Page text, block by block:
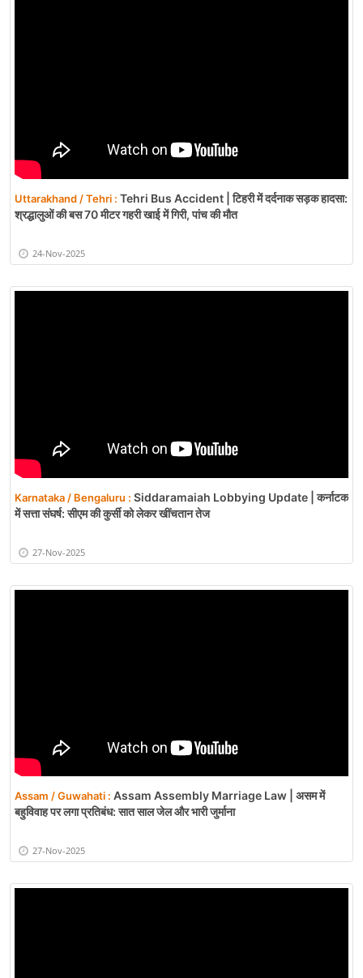
Uttarakhand / Tehri : Tehri Bus Accident | टिहरी में दर्दनाक सड़क हादसा:
श्रद्धालुओं की बस 70 मीटर गहरी खाई में गिरी, पांच की मौत
24-Nov-2025
Karnataka / Bengaluru : Siddaramaiah Lobbying Update | कर्नाटक
में सत्ता संघर्ष: सीएम की कुर्सी को लेकर खींचतान तेज
27-Nov-2025
Assam / Guwahati : Assam Assembly Marriage Law | असम में
बहुविवाह पर लगा प्रतिबंध: सात साल जेल और भारी जुर्माना
27-Nov-2025